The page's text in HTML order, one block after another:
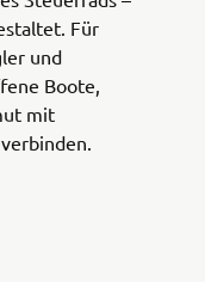
Für
und
Boote,
mit